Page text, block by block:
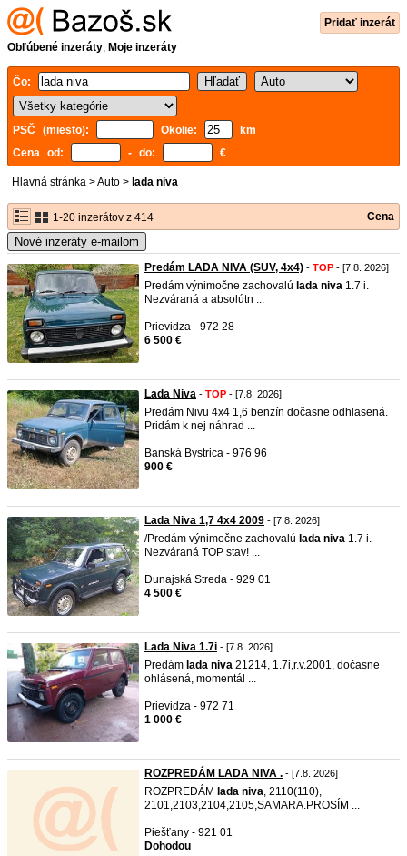
Pridať inzerát
Obľúbené inzeráty, Moje inzeráty
Čo:
PSČ (miesto): Okolie:
km
Cena od:
- do: €
Hlavná stránka >Auto > lada niva
1-20 inzerátov z 414 Cena
Nové inzeráty e-mailom
Predám LADA NIVA (SUV, 4x4) - TOP - [7.8. 2026]
Predám výnimočne zachovalú lada niva 1.7 i.
Nezváraná a absolútn ...
Prievidza - 972 28
6 500 €
Lada Niva - TOP - [7.8. 2026]
Predám Nivu 4x4 1,6 benzín dočasne odhlasená.
Pridám k nej náhrad ...
Banská Bystrica - 976 96
900 €
Lada Niva 1,7 4x4 2009 - [7.8. 2026]
/Predám výnimočne zachovalú lada niva 1.7 i.
Nezváraná TOP stav! ...
Dunajská Streda - 929 01
4 500 €
Lada Niva 1.7i - [7.8. 2026]
Predám lada niva 21214, 1.7i,r.v.2001, dočasne
ohlásená, momentál ...
Prievidza - 972 71
1 000 €
ROZPREDÁM LADA NIVA . - [7.8. 2026]
ROZPREDÁM lada niva, 2110(110),
2101,2103,2104,2105,SAMARA.PROSÍM ...
Piešťany - 921 01
Dohodou